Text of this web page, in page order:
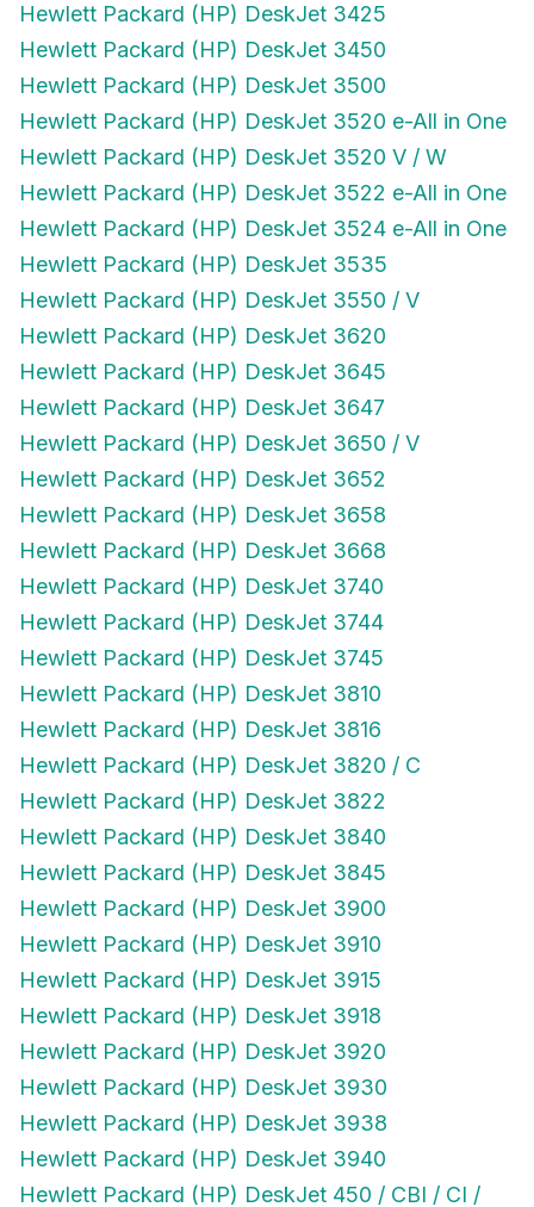
Hewlett Packard (HP) DeskJet 3425
Hewlett Packard (HP) DeskJet 3450
Hewlett Packard (HP) DeskJet 3500
Hewlett Packard (HP) DeskJet 3520 e-All in One
Hewlett Packard (HP) DeskJet 3520 V / W
Hewlett Packard (HP) DeskJet 3522 e-All in One
Hewlett Packard (HP) DeskJet 3524 e-All in One
Hewlett Packard (HP) DeskJet 3535
Hewlett Packard (HP) DeskJet 3550 / V
Hewlett Packard (HP) DeskJet 3620
Hewlett Packard (HP) DeskJet 3645
Hewlett Packard (HP) DeskJet 3647
Hewlett Packard (HP) DeskJet 3650 / V
Hewlett Packard (HP) DeskJet 3652
Hewlett Packard (HP) DeskJet 3658
Hewlett Packard (HP) DeskJet 3668
Hewlett Packard (HP) DeskJet 3740
Hewlett Packard (HP) DeskJet 3744
Hewlett Packard (HP) DeskJet 3745
Hewlett Packard (HP) DeskJet 3810
Hewlett Packard (HP) DeskJet 3816
Hewlett Packard (HP) DeskJet 3820 / C
Hewlett Packard (HP) DeskJet 3822
Hewlett Packard (HP) DeskJet 3840
Hewlett Packard (HP) DeskJet 3845
Hewlett Packard (HP) DeskJet 3900
Hewlett Packard (HP) DeskJet 3910
Hewlett Packard (HP) DeskJet 3915
Hewlett Packard (HP) DeskJet 3918
Hewlett Packard (HP) DeskJet 3920
Hewlett Packard (HP) DeskJet 3930
Hewlett Packard (HP) DeskJet 3938
Hewlett Packard (HP) DeskJet 3940
Hewlett Packard (HP) DeskJet 450 / CBI / CI /